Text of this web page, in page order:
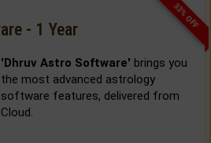
33% OFF
- 1 Year
'Dhruv Astro Software' brings you
the most advanced astrology
software features, delivered from
Cloud.